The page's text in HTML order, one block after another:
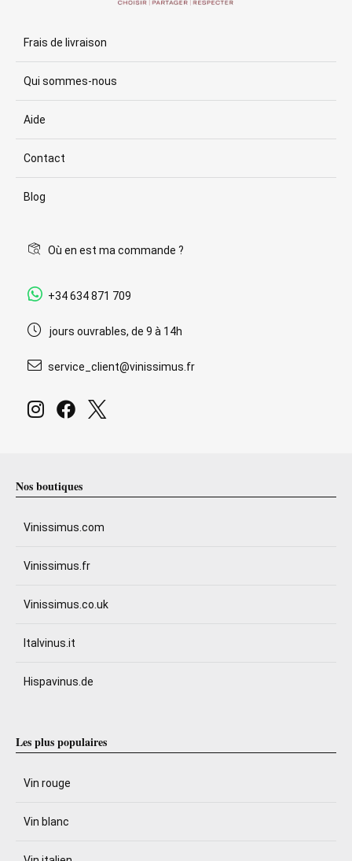
Frais de livraison
Qui sommes-nous
Aide
Contact
Blog
Où en est ma commande ?
+34 634 871 709
jours ouvrables, de 9 à 14h
service_client@vinissimus.fr
Nos boutiques
Vinissimus.com
Vinissimus.fr
Vinissimus.co.uk
Italvinus.it
Hispavinus.de
Les plus populaires
Vin rouge
Vin blanc